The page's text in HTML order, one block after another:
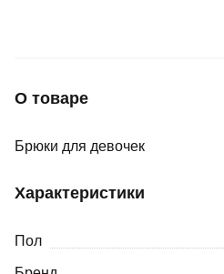
О товаре
Брюки для девочек
Характеристики
Пол